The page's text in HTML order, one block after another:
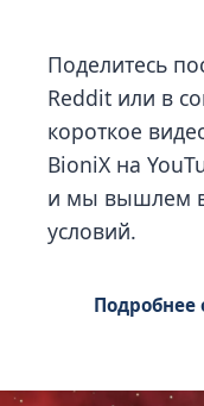
Поделитесь
Reddit или в
короткое
BioniX на
и мы вышлем
условий.
Подробнее